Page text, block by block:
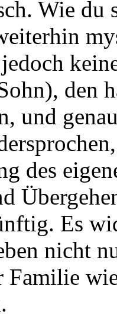
Wie du
jedoch
den
und
des
Es
nicht
Familie